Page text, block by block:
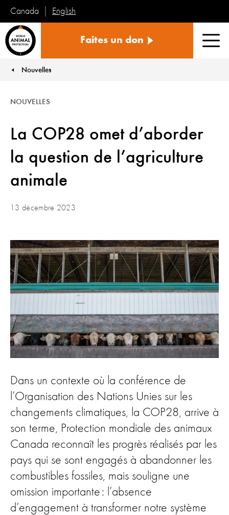
Canada English
mondiale
animaux
Faites un don
Nouvelles
La COP28 omet d’aborder
la question de l’agriculture
animale
NOUVELLES
13 décembre 2023
Dans un contexte où la conférence de
l’Organisation des Nations Unies sur les
changements climatiques, la COP28, arrive à
son terme, Protection mondiale des animaux
Canada reconnaît les progrès réalisés par les
pays qui se sont engagés à abandonner les
combustibles fossiles, mais souligne une
omission importante : l’absence
d’engagement à transformer notre système